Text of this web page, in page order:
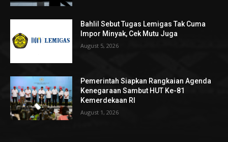
Bahlil Sebut Tugas Lemigas Tak Cuma
Impor Minyak, Cek Mutu Juga
August 5, 2026
Pemerintah Siapkan Rangkaian Agenda
Kenegaraan Sambut HUT Ke-81
Kemerdekaan RI
August 1, 2026